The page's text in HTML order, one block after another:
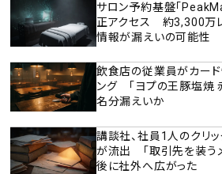
サロン予約基盤「
正アクセス 約3,300万
情報が漏えいの可能性
飲食店の従業員がカー
ング 「ヨプの王豚塩焼
名分漏えいか
講談社、社員1人のクリ
が流出 「取引先を装う
後に社外へ広がった